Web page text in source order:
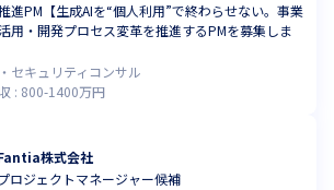
進PM【生成AIを“個人利用”で終わらせない。事業
用・開発プロセス変革を推進するPMを募集しま
セキュリティコンサル
: 800-1400万円
株式会社
ロジェクトマネージャー候補